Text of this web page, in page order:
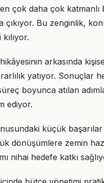
çok daha çok katmanlı
çıkıyor. Bu zenginlik,
arkasında
yatıyor. Sonuçlar
boyunca atılan
ediyor.
küçük
dönüşümlere zemin
nihai hedefe katkı